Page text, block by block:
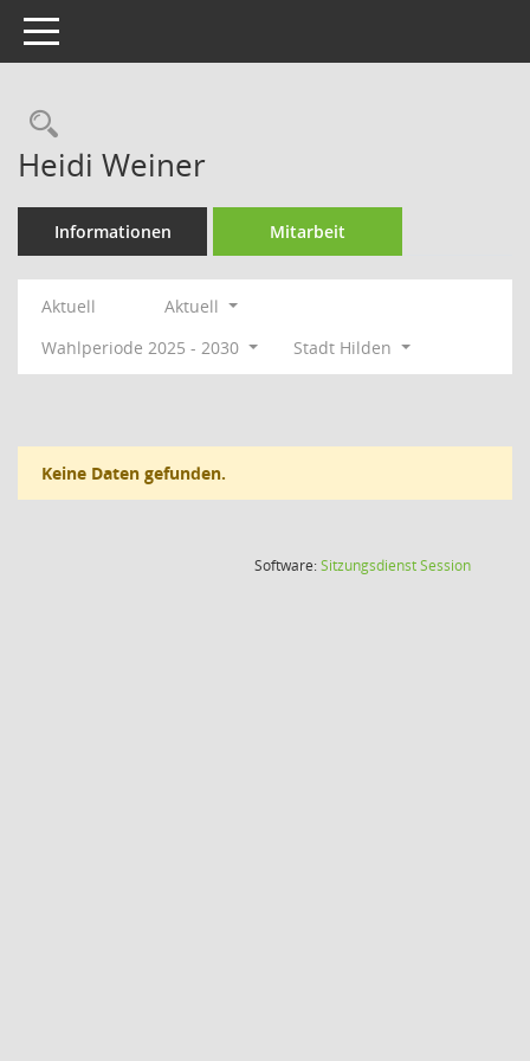
Toggle navigation
Rechercheauswahl
Heidi Weiner
Informationen Mitarbeit
Aktuell
Aktuell
Wahlperiode 2025 - 2030
Stadt Hilden
Keine Daten gefunden.
Software:SitzungsdienstSession(Wird in